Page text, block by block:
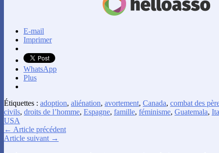
E-mail
Imprimer
WhatsApp
Plus
Étiquettes : adoption, aliénation, avortement, Canada, combat des
civils, droits de l’homme, Espagne, famille, féminisme, Guatemala,
USA
← Article précédent
Article suivant →